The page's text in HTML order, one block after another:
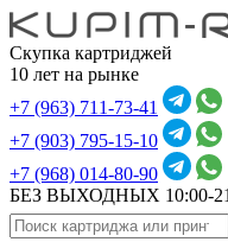
Скупка картриджей
10 лет на рынке
+7 (963) 711-73-41
+7 (903) 795-15-10
+7 (968) 014-80-90
БЕЗ ВЫХОДНЫХ 10:00-